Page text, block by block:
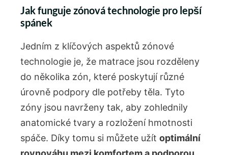
Jak funguje zónová technologie pro lepší
spánek
Jedním z klíčových aspektů zónové
technologie je, že matrace jsou rozděleny
do několika zón, které poskytují různé
úrovně podpory dle potřeby těla. Tyto
zóny jsou navrženy tak, aby zohlednily
anatomické tvary a rozložení hmotnosti
spáče. Díky tomu si můžete užít optimální